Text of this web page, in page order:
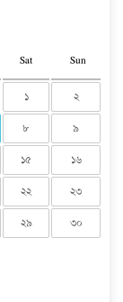
Sat Sun
১ ২
৮ ৯
১৫ ১৬
২২ ২৩
২৯ ৩০